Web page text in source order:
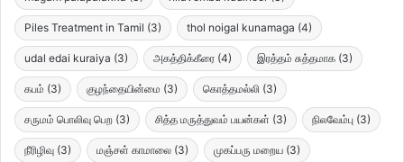
Piles Treatment in Tamil (3) thol noigal kunamaga (4)
udal edai kuraiya (3) அகத்திக்கீரை (4) இரத்தம் சுத்தமாக (3)
கபம் (3) குழந்தையின்மை (3) கொத்தமல்லி (3)
சருமம் பொலிவு பெற (3) சித்த மருத்துவம் பயன்கள் (3) நிலவேம்பு (3)
நீரிழிவு (3) மஞ்சள் காமாலை (3) முகப்பரு மறைய (3)